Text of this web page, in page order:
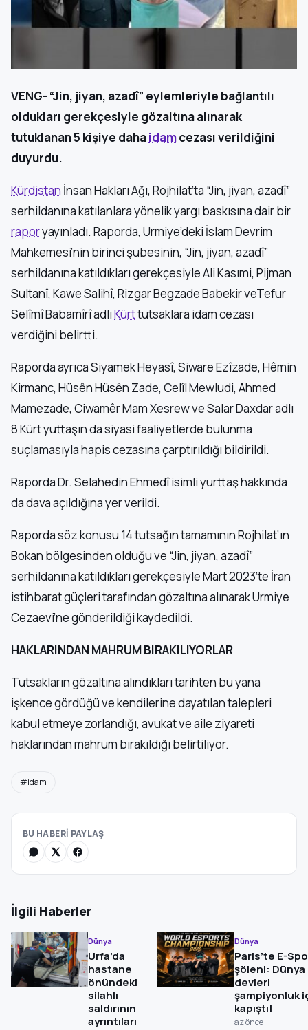
VENG- “Jin, jiyan, azadî” eylemleriyle bağlantılı
oldukları gerekçesiyle gözaltına alınarak
tutuklanan 5 kişiye dahaidamcezası verildiğini
duyurdu.
Kürdistan İnsan Hakları Ağı, Rojhilat’ta “Jin, jiyan, azadî”
serhildanına katılanlara yönelik yargı baskısına dair bir
raporyayınladı. Raporda, Urmiye’deki İslam Devrim
Mahkemesi’nin birinci şubesinin, “Jin, jiyan, azadî”
serhildanına katıldıkları gerekçesiyle Ali Kasımi, Pijman
Sultanî, Kawe Salihî, Rizgar Begzade Babekir veTefur
Selîmî Babamîrî adlıKürttutsaklara idam cezası
verdiğini belirtti.
Raporda ayrıca Siyamek Heyasî, Siware Ezîzade, Hêmin
Kirmanc, Hüsên Hüsên Zade, Celîl Mewludi, Ahmed
Mamezade, Ciwamêr Mam Xesrew ve Salar Daxdar adlı
8 Kürt yuttaşın da siyasi faaliyetlerde bulunma
suçlamasıyla hapis cezasına çarptırıldığı bildirildi.
Raporda Dr. Selahedin Ehmedî isimli yurttaş hakkında
da dava açıldığına yer verildi.
Raporda söz konusu 14 tutsağın tamamının Rojhilat’ın
Bokan bölgesinden olduğu ve “Jin, jiyan, azadî”
serhildanına katıldıkları gerekçesiyle Mart 2023’te İran
istihbarat güçleri tarafından gözaltına alınarak Urmiye
Cezaevi’ne gönderildiği kaydedildi.
HAKLARINDAN MAHRUM BIRAKILIYORLAR
Tutsakların gözaltına alındıkları tarihten bu yana
işkence gördüğü ve kendilerine dayatılan talepleri
kabul etmeye zorlandığı, avukat ve aile ziyareti
haklarından mahrum bırakıldığı belirtiliyor.
#idam
BU HABERİ PAYLAŞ
İlgili Haberler
Dünya
Urfa’da
hastane
önündeki
silahlı
saldırının
ayrıntıları
Dünya
Paris’te E-
şöleni: Dünya
devleri
şampiyonluk
kapıştı!
az önce